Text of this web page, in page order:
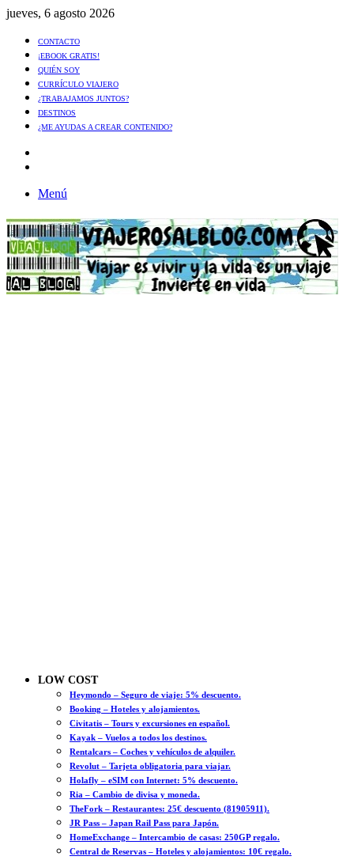
jueves, 6 agosto 2026
CONTACTO
¡EBOOK GRATIS!
QUIÉN SOY
CURRÍCULO VIAJERO
¿TRABAJAMOS JUNTOS?
DESTINOS
¿ME AYUDAS A CREAR CONTENIDO?
Menú
LOW COST
Heymondo – Seguro de viaje: 5% descuento.
Booking – Hoteles y alojamientos.
Civitatis – Tours y excursiones en español.
Kayak – Vuelos a todos los destinos.
Rentalcars – Coches y vehículos de alquiler.
Revolut – Tarjeta obligatoria para viajar.
Holafly – eSIM con Internet: 5% descuento.
Ria – Cambio de divisa y moneda.
TheFork – Restaurantes: 25€ descuento (81905911).
JR Pass – Japan Rail Pass para Japón.
HomeExchange – Intercambio de casas: 250GP regalo.
Central de Reservas – Hoteles y alojamientos: 10€ regalo.